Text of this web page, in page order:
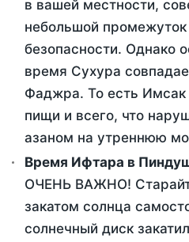
в вашей местности,
небольшой
безопасности. Однако
время Сухура
Фаджра. То есть
пищи и всего, что
азаном на утреннюю
Время Ифтара в
ОЧЕНЬ ВАЖНО!
закатом солнца
солнечный диск